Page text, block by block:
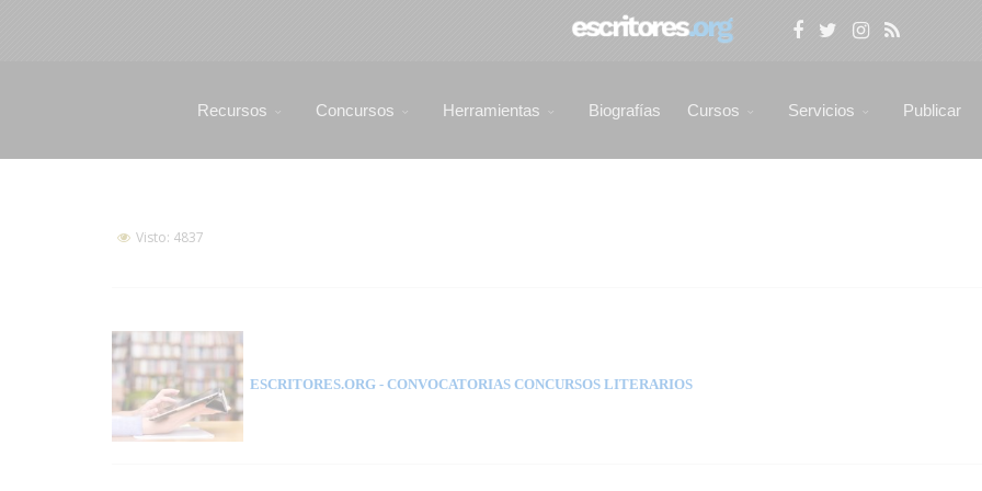
Recursos Concursos Herramientas Biografías Cursos Servicios Publicar
Visto: 4837
ESCRITORES.ORG - CONVOCATORIAS CONCURSOS LITERARIOS